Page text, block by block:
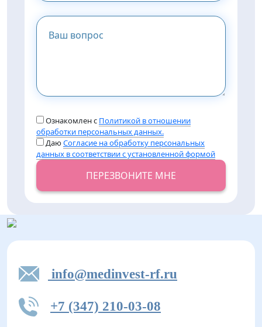
Ознакомлен с Политикой в отношении
обработки персональных данных.
ДаюСогласие на обработку персональных
данных в соответствии с установленной формой
ПЕРЕЗВОНИТЕ МНЕ
info@medinvest-rf.ru
+7 (347) 210-03-08